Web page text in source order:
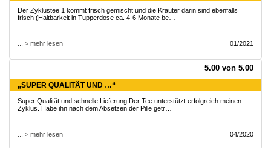
Der Zyklustee 1 kommt frisch gemischt und die Kräuter darin sind ebenfalls
frisch (Haltbarkeit in Tupperdose ca. 4-6 Monate be…
... > mehr lesen 01/2021
5.00 von 5.00
„SUPER QUALITÄT UND …“
Super Qualität und schnelle Lieferung.Der Tee unterstützt erfolgreich meinen
Zyklus. Habe ihn nach dem Absetzen der Pille getr…
... > mehr lesen 04/2020